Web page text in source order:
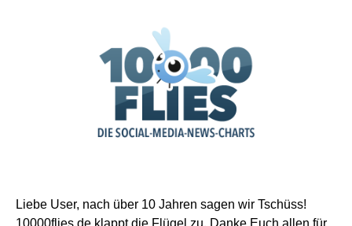
Liebe User, nach über 10 Jahren sagen wir Tschüss!
10000flies.de klappt die Flügel zu. Danke Euch allen für